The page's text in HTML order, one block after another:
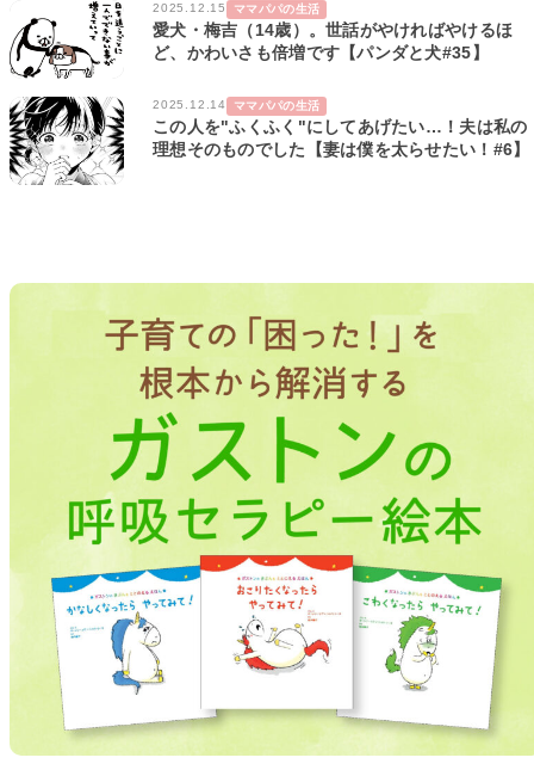
2025.12.15 ママパパの生活
愛犬・梅吉（14歳）。世話がやければやけるほ
ど、かわいさも倍増です【パンダと犬#35】
2025.12.14 ママパパの生活
この人を"ふくふく"にしてあげたい…！夫は私の
理想そのものでした【妻は僕を太らせたい！#6】